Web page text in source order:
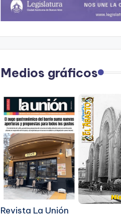
Medios gráficos
Revista La Unión